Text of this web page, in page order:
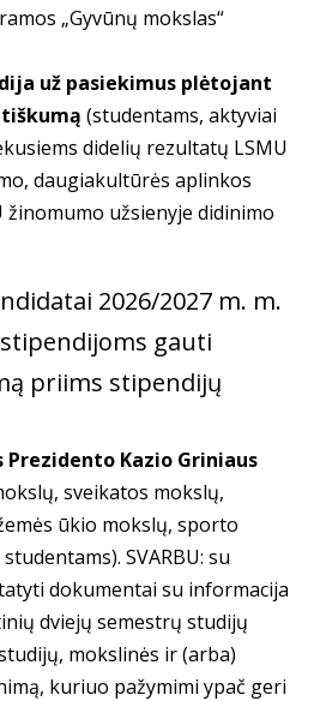
„Gyvūnų mokslas“
už pasiekimus plėtojant
(studentams, aktyviai
didelių rezultatų LSMU
daugiakultūrės aplinkos
užsienyje didinimo
2026/2027 m. m.
gauti
priims stipendijų
Prezidento Kazio Griniaus
sveikatos mokslų,
ūkio mokslų, sporto
SVARBU: su
dokumentai su informacija
dviejų semestrų studijų
mokslinės ir (arba)
kuriuo pažymimi ypač geri